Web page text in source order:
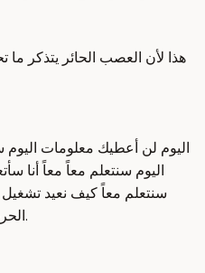
هذا لأن العصب الحائر يتذكر ما
اليوم لن أعطيك معلومات
اليوم سنتعلم معاً معاً أنا
سنتعلم معاً كيف نعيد
الحرب من وضع الخطر من وضع النجاة.